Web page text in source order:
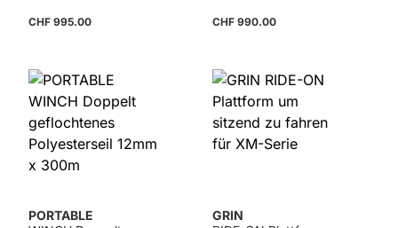
CHF 995.00 CHF 990.00
PORTABLE
GRIN